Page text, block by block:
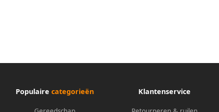
Populaire categorieën Klantenservice